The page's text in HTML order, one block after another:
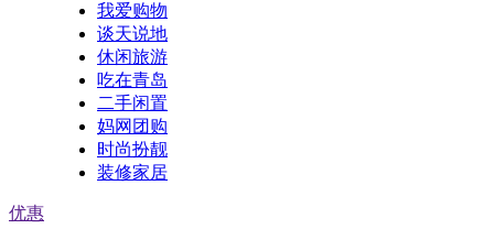
我爱购物
谈天说地
休闲旅游
吃在青岛
二手闲置
妈网团购
时尚扮靓
装修家居
优惠